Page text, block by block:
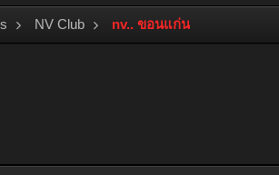
NV Club nv.. ขอนแก่น